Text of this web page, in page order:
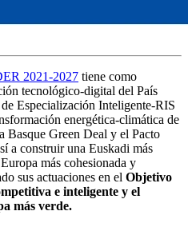
2021-2027 tiene como
tecnológico-digital del País
Especialización Inteligente-RIS
energética-climática de
Basque Green Deal y el Pacto
a construir una Euskadi más
más cohesionada y
sus actuaciones en el Objetivo
e inteligente y el
más verde.